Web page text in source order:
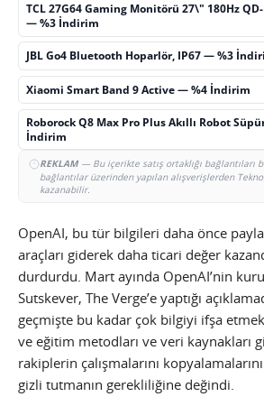
TCL 27G64 Gaming Monitörü 27\" 180Hz
— %3 İndirim
JBL Go4 Bluetooth Hoparlör, IP67 — %3
Xiaomi Smart Band 9 Active — %4 İndirim
Roborock Q8 Max Pro Plus Akıllı Robot
İndirim
REKLAM— Bu içerikte satış ortaklığı bağlantıları
bağlantılar üzerinden yapılan alışverişlerden
kazanabilir.
OpenAI, bu tür bilgileri daha önce
araçları giderek daha ticari değer
durdurdu. Mart ayında OpenAI’nin
Sutskever, The Verge’e yaptığı
geçmişte bu kadar çok bilgiyi ifşa
ve eğitim metodları ve veri kaynakları
rakiplerin çalışmalarını
gizli tutmanın gerekliliğine değindi.